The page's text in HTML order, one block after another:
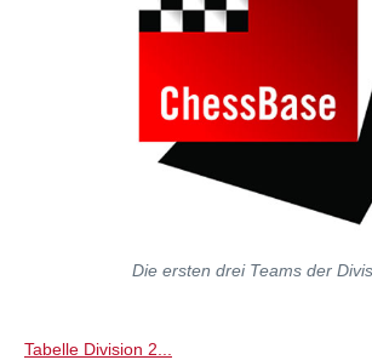
Die ersten drei Teams der
Tabelle Division 2...